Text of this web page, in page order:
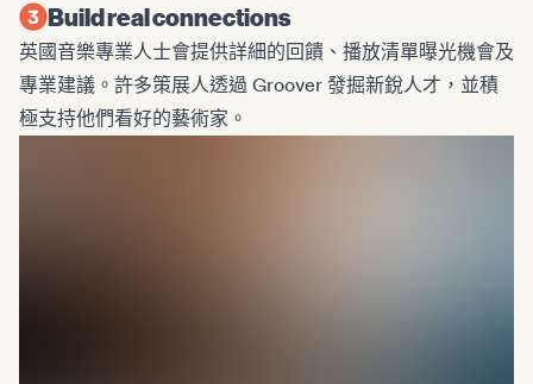
Build real connections
英國音樂專業人士會提供詳細的回饋、播放清單曝光機會及
專業建議。許多策展人透過 Groover 發掘新銳人才，並積
極支持他們看好的藝術家。